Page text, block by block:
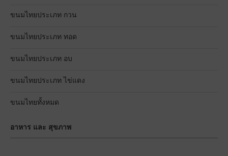
ขนมไทยประเภท กวน
ขนมไทยประเภท ทอด
ขนมไทยประเภท อบ
ขนมไทยประเภท ไข่แดง
ขนมไทยทั้งหมด
อาหาร และ สุขภาพ